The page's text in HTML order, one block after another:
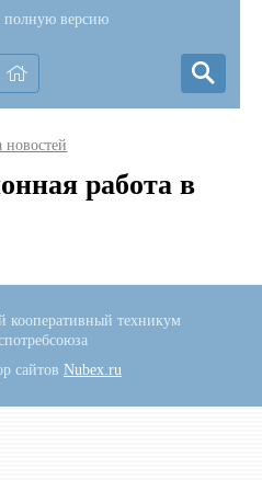
полную версию
новостей
работа в
кооперативный техникум
сайтов Nubex.ru